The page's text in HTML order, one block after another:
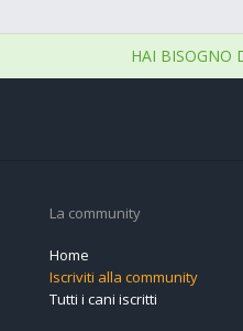
HAI BISOGNO
La community
Home
Iscriviti alla community
Tutti i cani iscritti